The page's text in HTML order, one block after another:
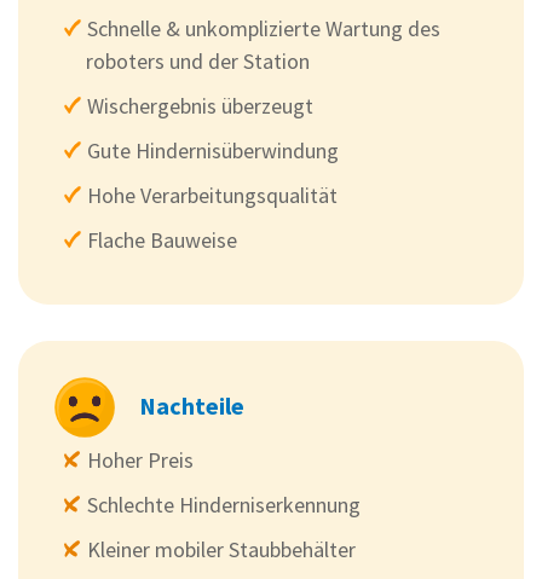
Schnelle & unkomplizierte Wartung des
roboters und der Station
Wischergebnis überzeugt
Gute Hindernisüberwindung
Hohe Verarbeitungsqualität
Flache Bauweise
Nachteile
Hoher Preis
Schlechte Hinderniserkennung
Kleiner mobiler Staubbehälter